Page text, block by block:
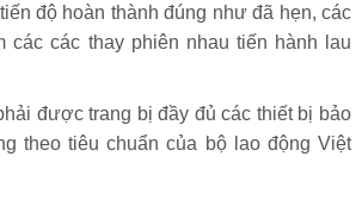
độ hoàn thành đúng như đã hẹn, các
các các thay phiên nhau tiến hành lau
được trang bị đầy đủ các thiết bị bảo
theo tiêu chuẩn của bộ lao động Việt